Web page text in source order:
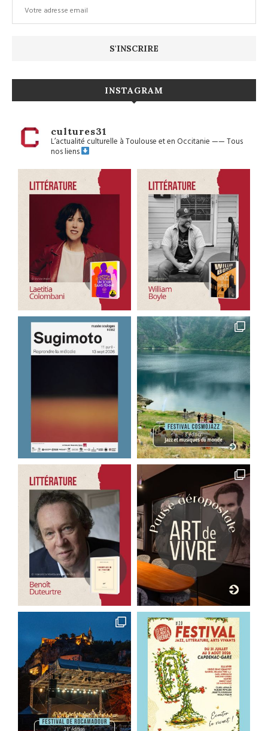
INSTAGRAM
cultures31
L’actualité culturelle à Toulouse et en Occitanie——Tous
nos liens